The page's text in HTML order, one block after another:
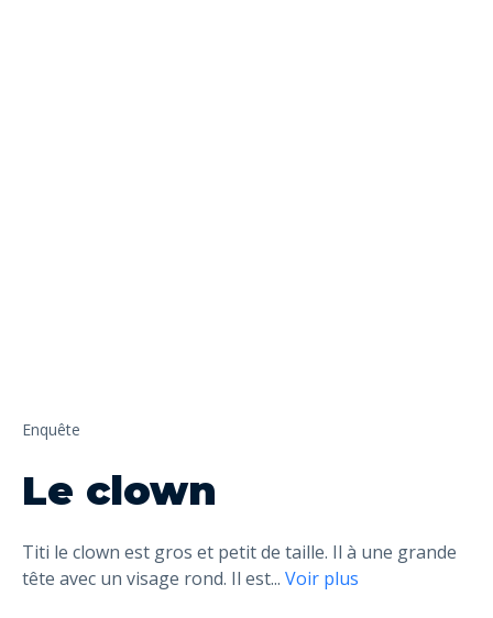
Enquête
Le clown
Titi le clown est gros et petit de taille. Il à une grande
tête avec un visage rond. Il est... Voir plus